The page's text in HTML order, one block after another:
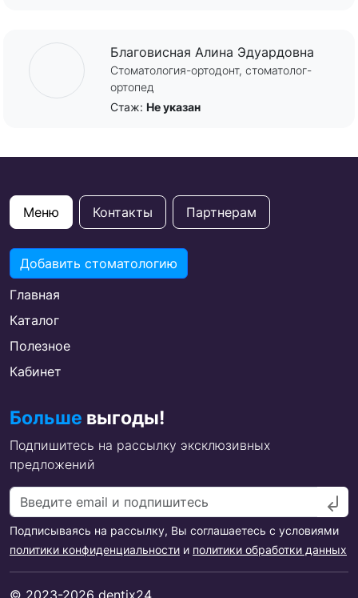
Благовисная Алина Эдуардовна
Стоматология-ортодонт, стоматолог-
ортопед
Стаж: Не указан
Меню Контакты Партнерам
Добавить стоматологию
Главная
Каталог
Полезное
Кабинет
Больше выгоды!
Подпишитесь на рассылку эксклюзивных
предложений
Подписываясь на рассылку, Вы соглашаетесь с условиями
политики конфиденциальности и политики обработки данных
© 2023-2026 dentix24